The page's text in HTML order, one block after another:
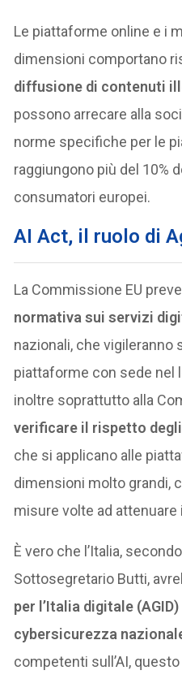
Le piattaforme online e i
dimensioni comportano
diffusione di contenuti
possono arrecare alla
norme specifiche per le
raggiungono più del 10%
consumatori europei.
AI Act, il ruolo di
La Commissione EU
normativa sui servizi
nazionali, che vigileranno
piattaforme con sede nel
inoltre soprattutto alla
verificare il rispetto
che si applicano alle
dimensioni molto grandi,
misure volte ad
È vero che l’Italia,
Sottosegretario Butti,
per l’Italia digitale
cybersicurezza
competenti sull’AI,